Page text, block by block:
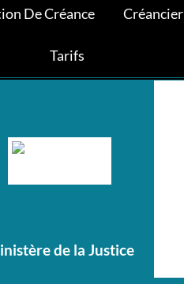
De Créance Créancier
Tarifs
de la Justice